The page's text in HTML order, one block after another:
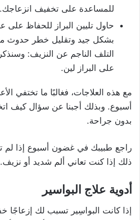
للمساعدة على تخفيف انزعاجك.
حاول تليين البراز للحفاظ على
بشكل جيد وتقليل خطر حدوث
التلف الناجم عن النزيف:
على البراز لين.
مع هذه العلاجات، فغالبًا ما تختفي
أسبوع. وبذلك أجبنا عن سؤال كيف
بدون جراحة.
راجع طبيبك في غضون أسبوع إذا لم
ذلك إذا كنت تعاني ألم شديد أو نزيف.
أدوية علاج البواسير
إذا كانت البواسِير تسبب لك إزعاجًا